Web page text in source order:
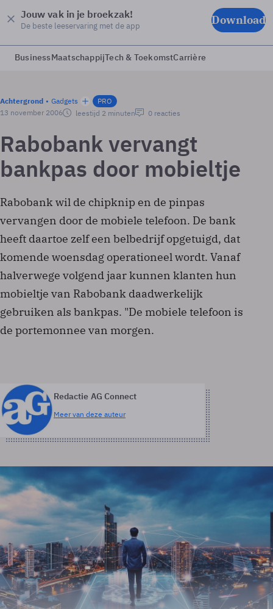
Jouw vak in je broekzak!
De beste leeservaring met de app Download
BusinessMaatschappijTech & ToekomstCarrière
Achtergrond Gadgets
PRO
13 november 2006
leestijd 2 minuten 0 reacties
Rabobank vervangt
bankpas door mobieltje
Rabobank wil de chipknip en de pinpas
vervangen door de mobiele telefoon. De bank
heeft daartoe zelf een belbedrijf opgetuigd, dat
komende woensdag operationeel wordt. Vanaf
halverwege volgend jaar kunnen klanten hun
mobieltje van Rabobank daadwerkelijk
gebruiken als bankpas. "De mobiele telefoon is
de portemonnee van morgen.
Redactie AG Connect
Meer van deze auteur